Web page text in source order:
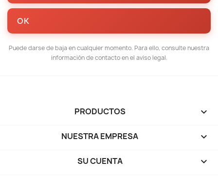
Puede darse de baja en cualquier momento. Para ello, consulte nuestra
información de contacto en el aviso legal.
PRODUCTOS 
NUESTRA EMPRESA 
SU CUENTA 